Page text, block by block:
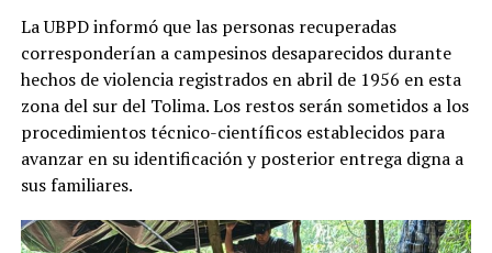
La UBPD informó que las personas recuperadas
corresponderían a campesinos desaparecidos durante
hechos de violencia registrados en abril de 1956 en esta
zona del sur del Tolima. Los restos serán sometidos a los
procedimientos técnico-científicos establecidos para
avanzar en su identificación y posterior entrega digna a
sus familiares.